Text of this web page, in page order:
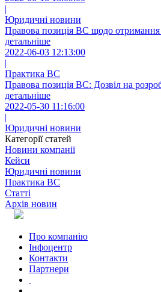
|
Юридичні новини
Правова позиція ВС щодо отримання
детальніше
2022-06-03 12:13:00
|
Практика ВС
Правова позиція ВС: Дозвіл на
детальніше
2022-05-30 11:16:00
|
Юридичні новини
Категорії статей
Новини компанії
Кейси
Юридичні новини
Практика ВС
Статті
Архів новин
Про компанію
Інфоцентр
Контакти
Партнери